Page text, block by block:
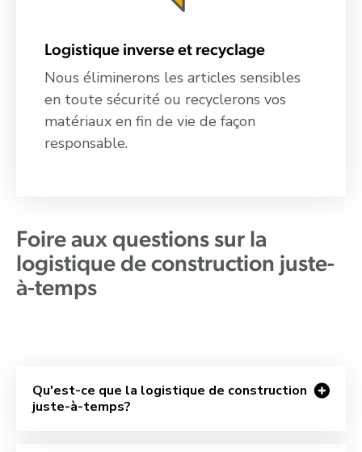
Logistique inverse et recyclage
Nous éliminerons les articles sensibles
en toute sécurité ou recyclerons vos
matériaux en fin de vie de façon
responsable.
Foire aux questions sur la
logistique de construction juste-
à-temps
Qu'est-ce que la logistique de construction
juste-à-temps?